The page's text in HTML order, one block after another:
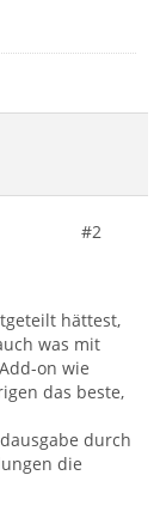
#2
hättest,
was mit
on wie
das beste,
durch
die